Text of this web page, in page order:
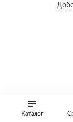
Каталог